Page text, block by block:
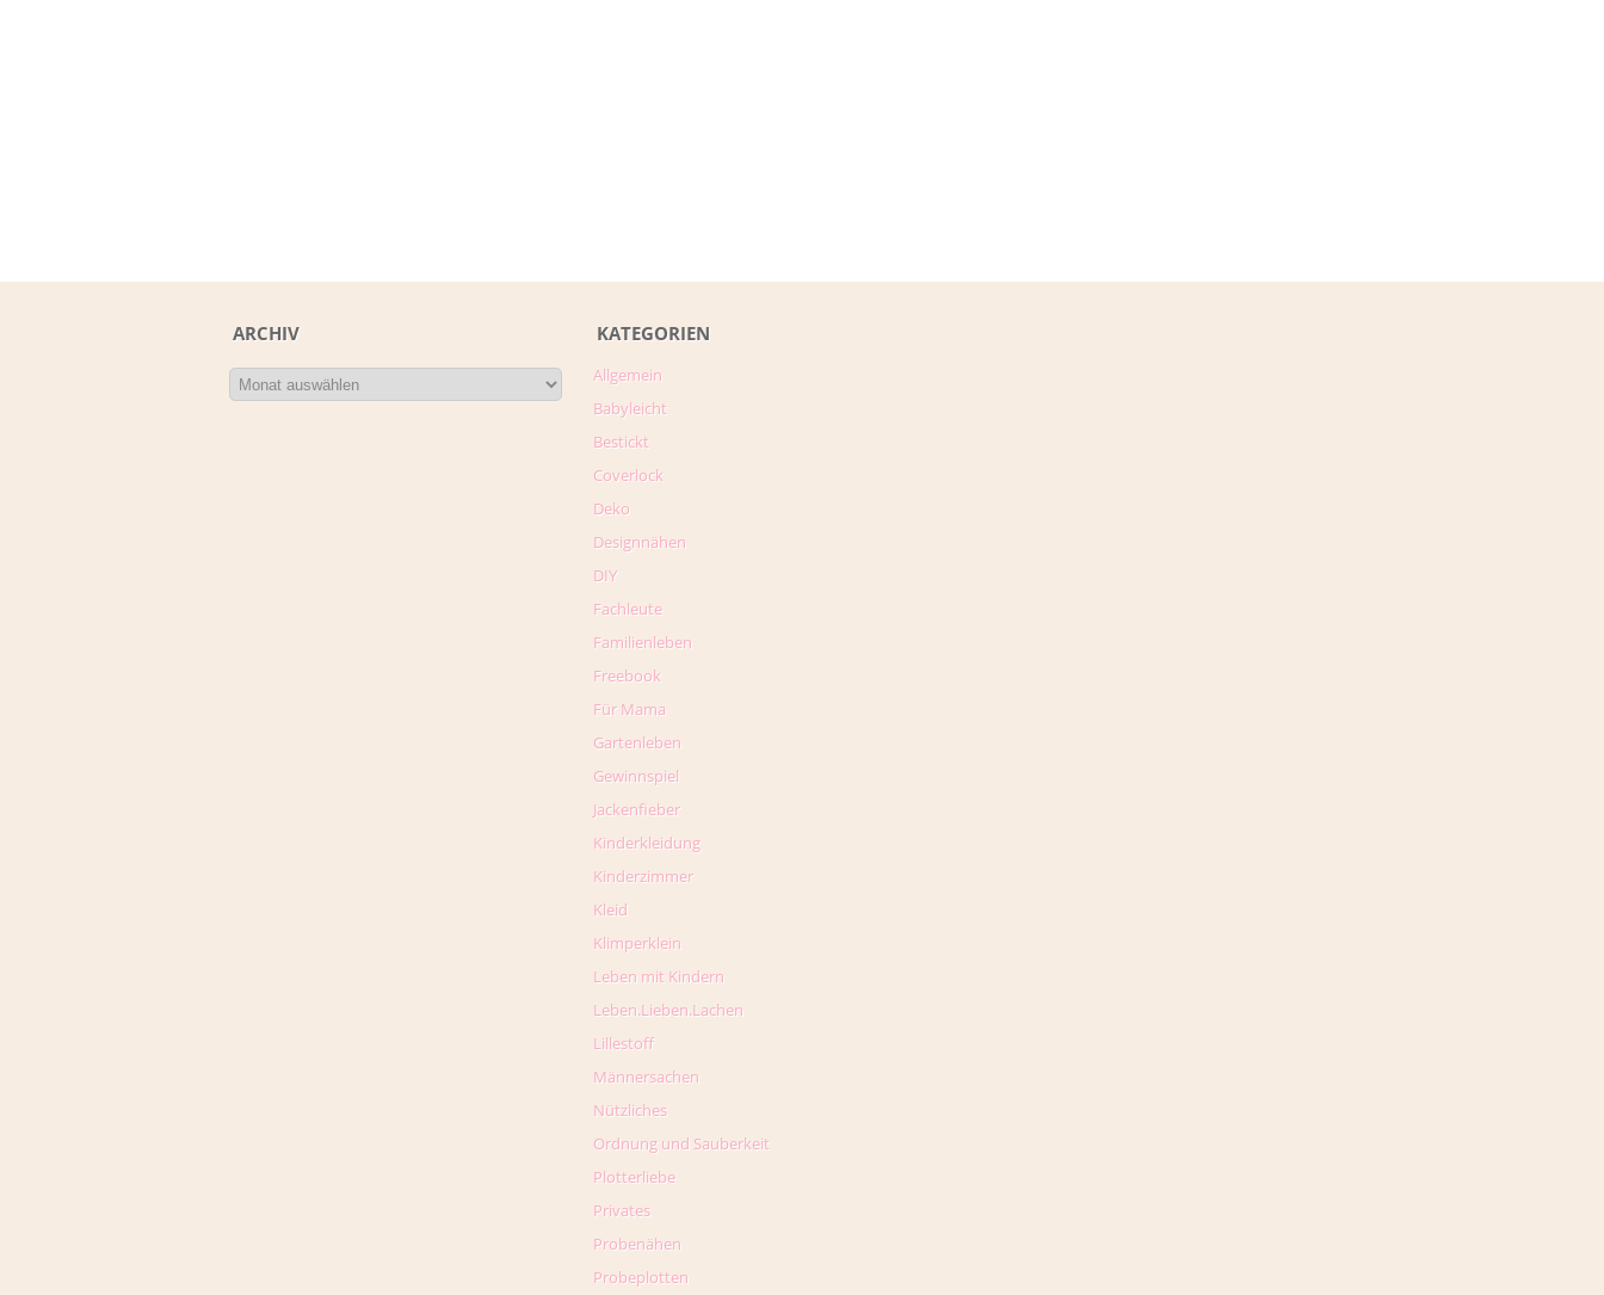
ARCHIV KATEGORIEN
Allgemein
Babyleicht
Bestickt
Coverlock
Deko
Designnähen
DIY
Fachleute
Familienleben
Freebook
Für Mama
Gartenleben
Gewinnspiel
Jackenfieber
Kinderkleidung
Kinderzimmer
Kleid
Klimperklein
Leben mit Kindern
Leben.Lieben.Lachen
Lillestoff
Männersachen
Nützliches
Ordnung und Sauberkeit
Plotterliebe
Privates
Probenähen
Probeplotten